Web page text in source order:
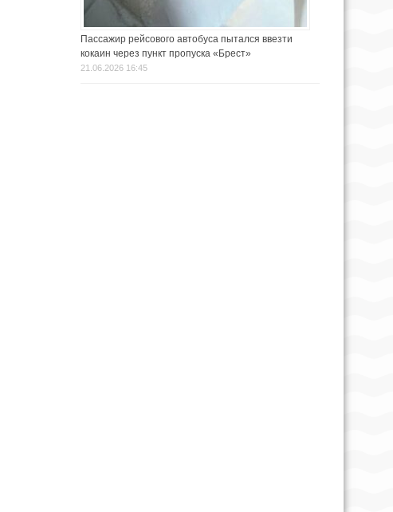
Пассажир рейсового автобуса пытался ввезти
кокаин через пункт пропуска «Брест»
21.06.2026 16:45